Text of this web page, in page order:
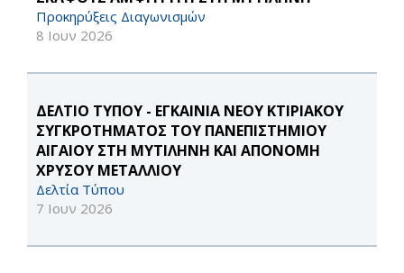
Προκηρύξεις Διαγωνισμών
8 Ιουν 2026
ΔΕΛΤΙΟ ΤΥΠΟΥ - ΕΓΚΑΙΝΙΑ ΝΕΟΥ ΚΤΙΡΙΑΚΟΥ
ΣΥΓΚΡΟΤΗΜΑΤΟΣ ΤΟΥ ΠΑΝΕΠΙΣΤΗΜΙΟΥ
ΑΙΓΑΙΟΥ ΣΤΗ ΜΥΤΙΛΗΝΗ ΚΑΙ ΑΠΟΝΟΜΗ
ΧΡΥΣΟΥ ΜΕΤΑΛΛΙΟΥ
Δελτία Τύπου
7 Ιουν 2026